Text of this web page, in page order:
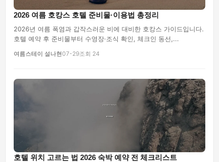
2026 여름 호캉스 호텔 준비물·이용법 총정리
2026년 여름 폭염과 갑작스러운 비에 대비한 호캉스 가이드입니다.
호텔 예약 후 준비물부터 수영장·조식 확인, 체크인 동선,...
여름스테이 설나현07-29조회 24
호텔 위치 고르는 법 2026 숙박 예약 전 체크리스트